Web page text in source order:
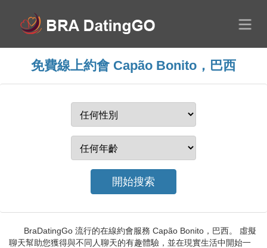
免費線上約會 Capão Bonito，巴西
BraDatingGo 流行的在線約會服務 Capão Bonito，巴西。 虛擬
聊天幫助您獲得與不同人聊天的有趣體驗，並在現實生活中開始一